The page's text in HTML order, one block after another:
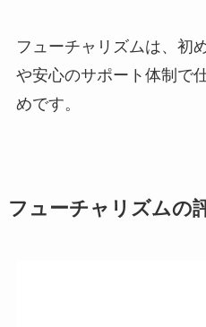
フューチャリズムは、初
や安心のサポート体制で
めです。
フューチャリズムの